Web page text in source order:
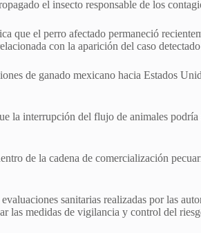
el insecto responsable de los
que el perro afectado permaneció
con la aparición del caso
de ganado mexicano hacia Estados
la interrupción del flujo de animales podría
de la cadena de comercialización
sanitarias realizadas por las
las medidas de vigilancia y control del